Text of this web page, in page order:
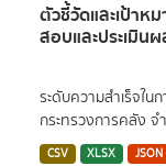
ตัวชี้วัดและเป้า
สอบและประเมิน
ระดับความสำเร็จใน
กระทรวงการคลัง
CSV XLSX JSON